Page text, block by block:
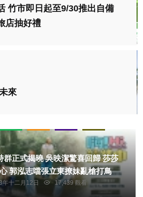
竹市即日起至9/30推出自備
店抽好禮
來
群正式揭曉 吳映潔驚喜回歸 莎莎
郭泓志噹張立東撩妹亂槍打鳥
年十二月12日
17,439 觀看